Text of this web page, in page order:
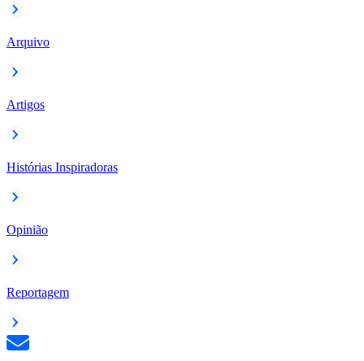
Arquivo
Artigos
Histórias Inspiradoras
Opinião
Reportagem